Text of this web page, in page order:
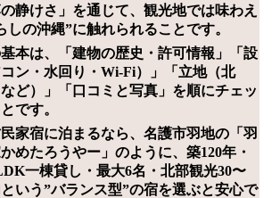
静けさ」を通じて、観光地では味わえ
しの沖縄”に触れられることです。
本は、「建物の歴史・許可情報」「設
ン・水回り・Wi-Fi）」「立地（北
ど）」「口コミと写真」を順にチェッ
です。
家宿に泊まるなら、名護市羽地の「羽
めたろうやー」のように、築120年・
一棟貸し・最大6名・北部観光30〜
いう”バランス型”の宿を選ぶと安心で